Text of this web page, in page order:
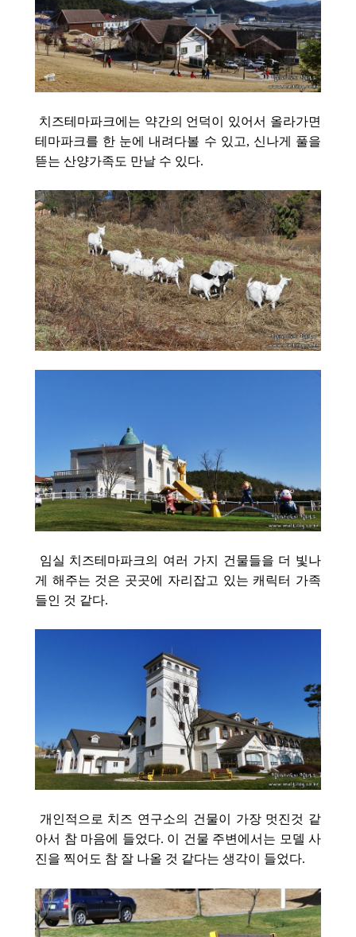
치즈테마파크에는 약간의 언덕이 있어서 올라가면
테마파크를 한 눈에 내려다볼 수 있고, 신나게 풀을
뜯는 산양가족도 만날 수 있다.
임실 치즈테마파크의 여러 가지 건물들을 더 빛나
게 해주는 것은 곳곳에 자리잡고 있는 캐릭터 가족
들인 것 같다.
개인적으로 치즈 연구소의 건물이 가장 멋진것 같
아서 참 마음에 들었다. 이 건물 주변에서는 모델 사
진을 찍어도 참 잘 나올 것 같다는 생각이 들었다.